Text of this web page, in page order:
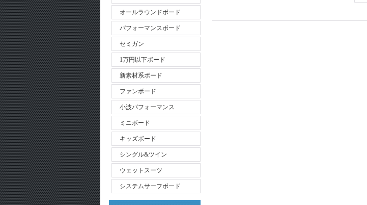
オールラウンドボード
パフォーマンスボード
セミガン
1万円以下ボード
新素材系ボード
ファンボード
小波パフォーマンス
ミニボード
キッズボード
シングル&ツイン
ウェットスーツ
システムサーフボード